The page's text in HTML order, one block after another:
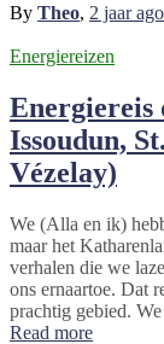
By Theo, 2 jaarago
Energiereizen
Energiereis
Issoudun,
Vézelay)
We (Alla en ik)
maar het
verhalen die we
ons ernaartoe. Dat
prachtig gebied.
Read more